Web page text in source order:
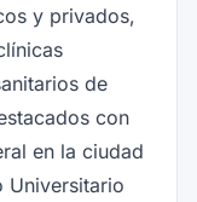
y privados,
de
con
en la ciudad
Universitario